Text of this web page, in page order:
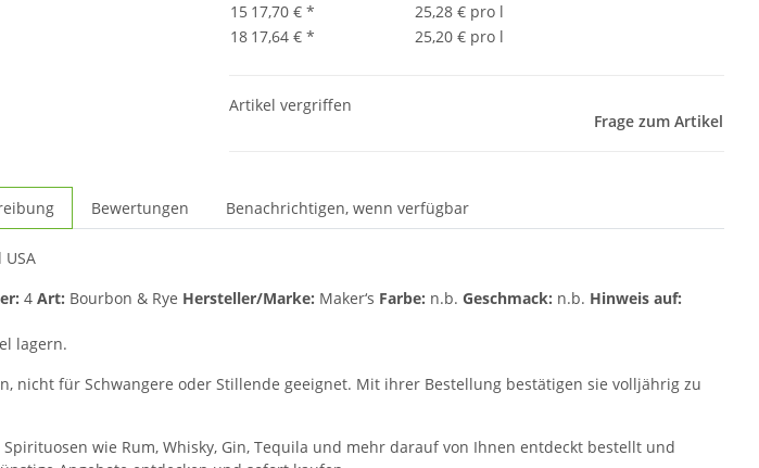
15 17,70 € *
25,28 € pro l
18 17,64 € * 25,20 € pro l
Artikel vergriffen
Frage zum Artikel
Bewertungen Benachrichtigen, wenn verfügbar
4 Art: Bourbon & Rye Hersteller/Marke: Maker‘s Farbe: n.b. Geschmack: n.b. Hinweis auf:
lagern.
nicht für Schwangere oder Stillende geeignet. Mit ihrer Bestellung bestätigen sie volljährig zu
wie Rum, Whisky, Gin, Tequila und mehr darauf von Ihnen entdeckt bestellt und